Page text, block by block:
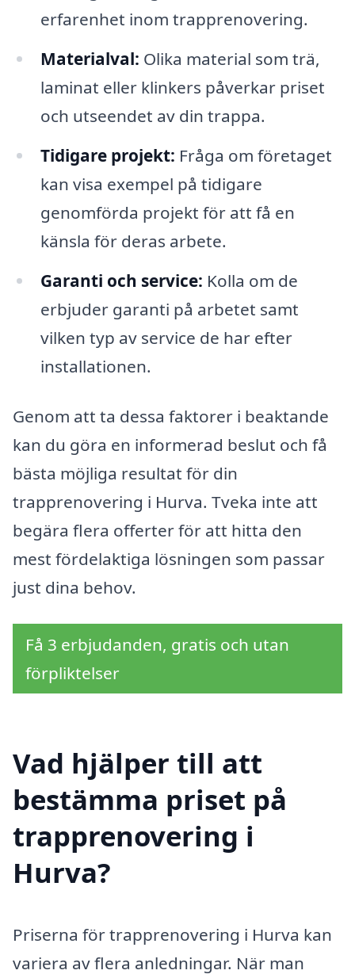
erfarenhet inom trapprenovering.
Materialval: Olika material som trä,
laminat eller klinkers påverkar priset
och utseendet av din trappa.
Tidigare projekt: Fråga om företaget
kan visa exempel på tidigare
genomförda projekt för att få en
känsla för deras arbete.
Garanti och service: Kolla om de
erbjuder garanti på arbetet samt
vilken typ av service de har efter
installationen.
Genom att ta dessa faktorer i beaktande
kan du göra en informerad beslut och få
bästa möjliga resultat för din
trapprenovering i Hurva. Tveka inte att
begära flera offerter för att hitta den
mest fördelaktiga lösningen som passar
just dina behov.
Få 3 erbjudanden, gratis och utan
förpliktelser
Vad hjälper till att
bestämma priset på
trapprenovering i
Hurva?
Priserna för trapprenovering i Hurva kan
variera av flera anledningar. När man